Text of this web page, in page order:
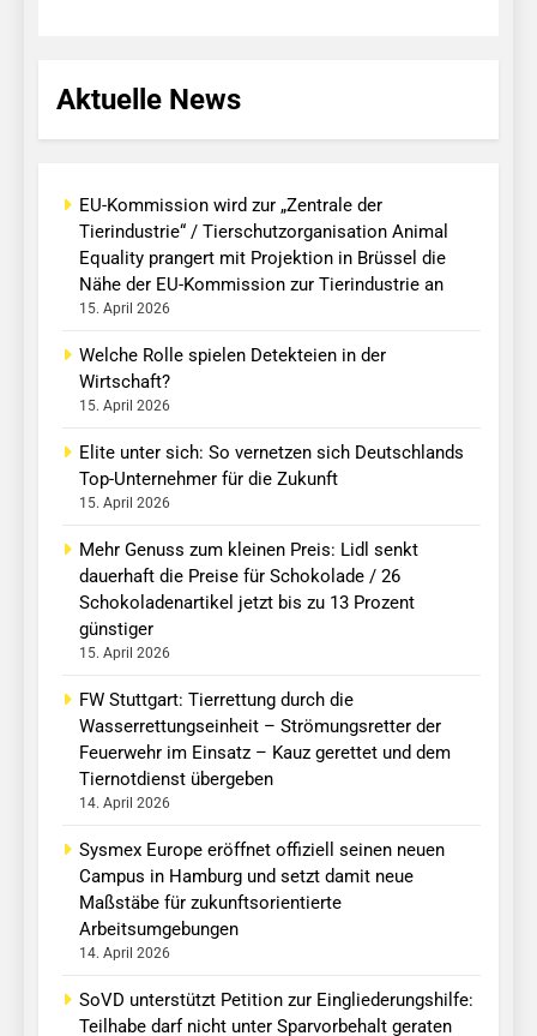
Aktuelle News
EU-Kommission wird zur „Zentrale der
Tierindustrie“ / Tierschutzorganisation Animal
Equality prangert mit Projektion in Brüssel die
Nähe der EU-Kommission zur Tierindustrie an
15. April 2026
Welche Rolle spielen Detekteien in der
Wirtschaft?
15. April 2026
Elite unter sich: So vernetzen sich Deutschlands
Top-Unternehmer für die Zukunft
15. April 2026
Mehr Genuss zum kleinen Preis: Lidl senkt
dauerhaft die Preise für Schokolade / 26
Schokoladenartikel jetzt bis zu 13 Prozent
günstiger
15. April 2026
FW Stuttgart: Tierrettung durch die
Wasserrettungseinheit – Strömungsretter der
Feuerwehr im Einsatz – Kauz gerettet und dem
Tiernotdienst übergeben
14. April 2026
Sysmex Europe eröffnet offiziell seinen neuen
Campus in Hamburg und setzt damit neue
Maßstäbe für zukunftsorientierte
Arbeitsumgebungen
14. April 2026
SoVD unterstützt Petition zur Eingliederungshilfe:
Teilhabe darf nicht unter Sparvorbehalt geraten